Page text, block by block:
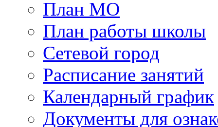
План МО
План работы школы
Сетевой город
Расписание занятий
Календарный график
Документы для